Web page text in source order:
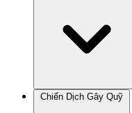
Chiến Dịch Gây Quỹ